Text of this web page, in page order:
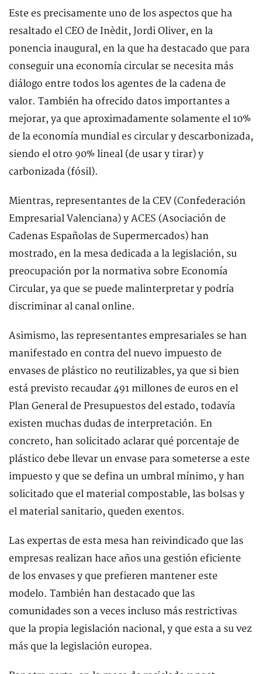
Este es precisamente uno de los aspectos que ha
resaltado el CEO de Inèdit, Jordi Oliver, en la
ponencia inaugural, en la que ha destacado que para
conseguir una economía circular se necesita más
diálogo entre todos los agentes de la cadena de
valor. También ha ofrecido datos importantes a
mejorar, ya que aproximadamente solamente el 10%
de la economía mundial es circular y descarbonizada,
siendo el otro 90% lineal (de usar y tirar) y
carbonizada (fósil).
Mientras, representantes de la CEV (Confederación
Empresarial Valenciana) y ACES (Asociación de
Cadenas Españolas de Supermercados) han
mostrado, en la mesa dedicada a la legislación, su
preocupación por la normativa sobre Economía
Circular, ya que se puede malinterpretar y podría
discriminar al canal online.
Asimismo, las representantes empresariales se han
manifestado en contra del nuevo impuesto de
envases de plástico no reutilizables, ya que si bien
está previsto recaudar 491 millones de euros en el
Plan General de Presupuestos del estado, todavía
existen muchas dudas de interpretación. En
concreto, han solicitado aclarar qué porcentaje de
plástico debe llevar un envase para someterse a este
impuesto y que se defina un umbral mínimo, y han
solicitado que el material compostable, las bolsas y
el material sanitario, queden exentos.
Las expertas de esta mesa han reivindicado que las
empresas realizan hace años una gestión eficiente
de los envases y que prefieren mantener este
modelo. También han destacado que las
comunidades son a veces incluso más restrictivas
que la propia legislación nacional, y que esta a su vez
más que la legislación europea.